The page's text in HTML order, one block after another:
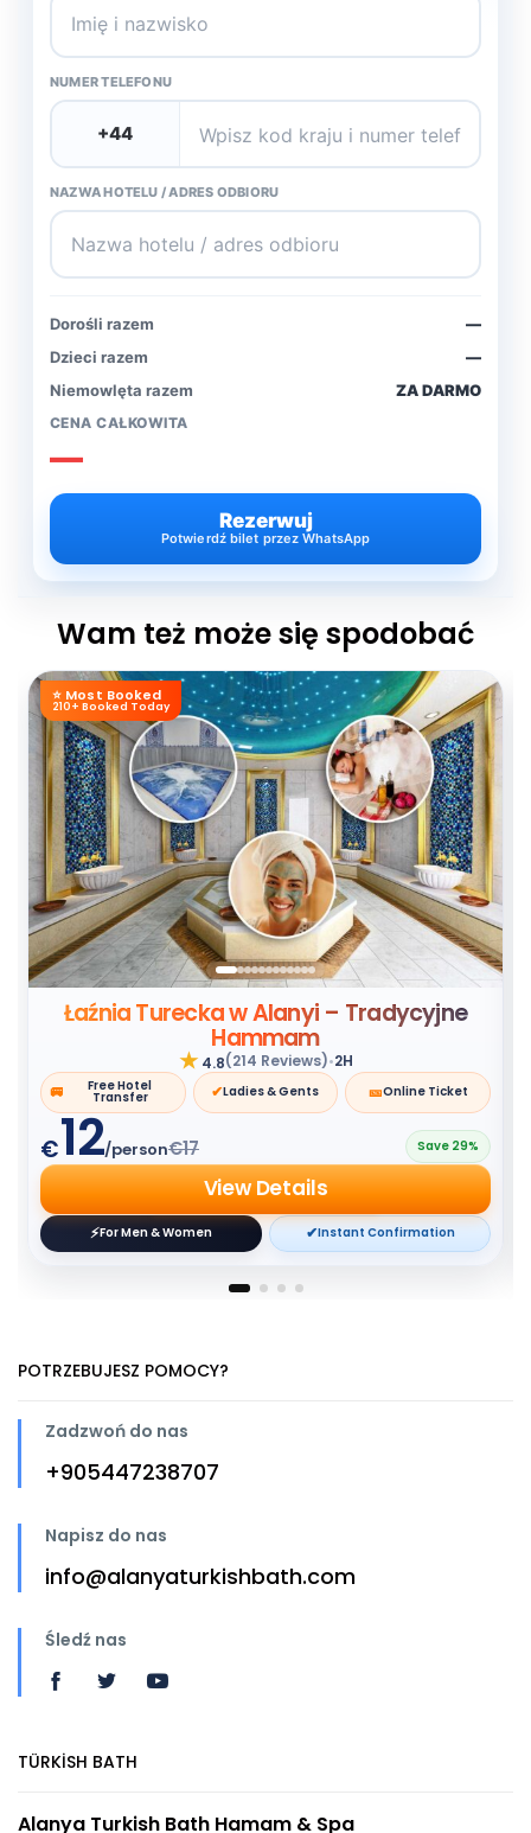
NUMER TELEFONU
NAZWA HOTELU / ADRES ODBIORU
Dorośli razem
—
Dzieci razem
—
Niemowlęta razem
ZA DARMO
CENA CAŁKOWITA
—
Rezerwuj
Potwierdź bilet przez WhatsApp
Wam też może się spodobać
⭐ Most Booked
210+ Booked Today
Łaźnia Turecka w Alanyi – Tradycyjne
Hammam
★4.8(214 Reviews)•2H
🚐
Free Hotel
Transfer ✔Ladies & Gents 🎫Online Ticket
€12/person€17 Save 29%
View Details
⚡For Men & Women ✔Instant Confirmation
POTRZEBUJESZ POMOCY?
Zadzwoń do nas
+905447238707
Napisz do nas
info@alanyaturkishbath.com
Śledź nas
TÜRKİSH BATH
Alanya Turkish Bath Hamam & Spa